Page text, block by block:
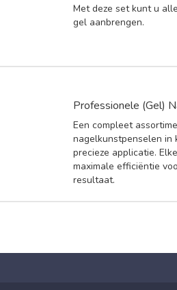
Met deze set kunt u
gel aanbrengen.
Professionele (Gel)
Een compleet
nagelkunstpenselen in
precieze applicatie.
maximale efficiëntie
resultaat.